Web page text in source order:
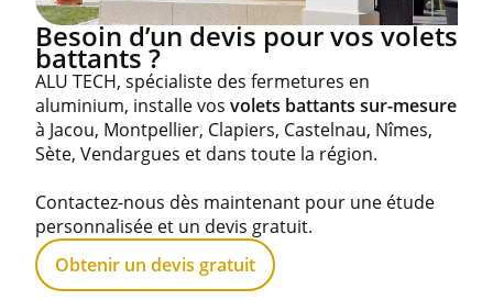
Besoin d’un devis pour vos volets
battants ?
ALU TECH, spécialiste des fermetures en
aluminium, installe vos volets battants sur-mesure
à Jacou, Montpellier, Clapiers, Castelnau, Nîmes,
Sète, Vendargues et dans toute la région.
Contactez-nous dès maintenant pour une étude
personnalisée et un devis gratuit.
Obtenir un devis gratuit